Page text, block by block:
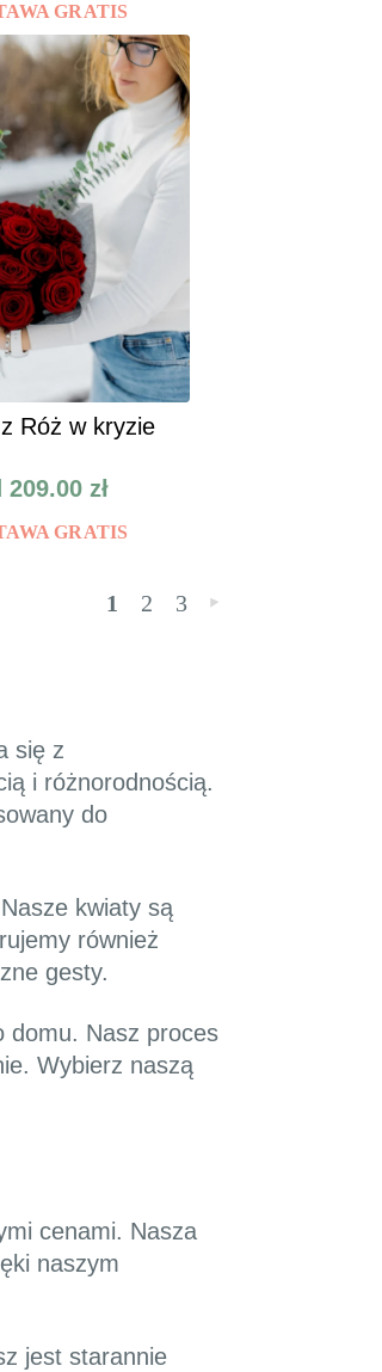
GRATIS
Róż w kryzie
209.00 zł
GRATIS
1 2 3 »
się z
i różnorodnością.
do
kwiaty są
również
gesty.
domu. Nasz proces
Wybierz naszą
cenami. Nasza
naszym
jest starannie